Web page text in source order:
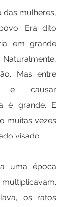
das mulheres,
Era dito
em grande
Mas entre
e causar
é grande. E
muitas vezes
visado.
uma época
os ratos